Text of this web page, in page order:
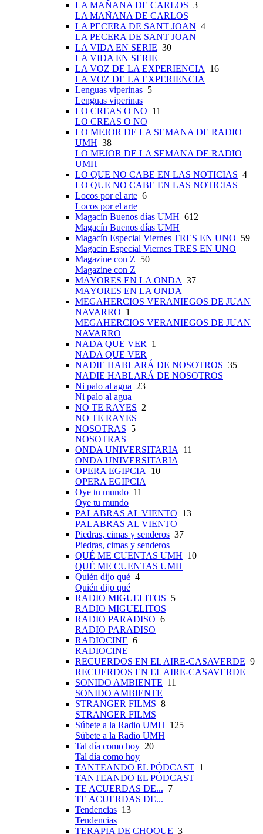
LA MAÑANA DE CARLOS 3
LA MAÑANA DE CARLOS
LA PECERA DE SANT JOAN 4
LA PECERA DE SANT JOAN
LA VIDA EN SERIE 30
LA VIDA EN SERIE
LA VOZ DE LA EXPERIENCIA
16
LA VOZ DE LA EXPERIENCIA
Lenguas viperinas 5
Lenguas viperinas
LO CREAS O NO 11
LO CREAS O NO
LO MEJOR DE LA SEMANA DE RADIO
UMH 38
LO MEJOR DE LA SEMANA DE RADIO
UMH
LO QUE NO CABE EN LAS NOTICIAS 4
LO QUE NO CABE EN LAS NOTICIAS
Locos por el arte 6
Locos por el arte
Magacín Buenos días UMH 612
Magacín Buenos días UMH
Magacín Especial Viernes TRES EN UNO 59
Magacín Especial Viernes TRES EN UNO
Magazine con Z 50
Magazine con Z
MAYORES EN LA ONDA 37
MAYORES EN LA ONDA
MEGAHERCIOS VERANIEGOS DE JUAN
NAVARRO 1
MEGAHERCIOS VERANIEGOS DE JUAN
NAVARRO
NADA QUE VER
1
NADA QUE VER
NADIE HABLARÁ DE NOSOTROS 35
NADIE HABLARÁ DE NOSOTROS
Ni palo al agua 23
Ni palo al agua
NO TE RAYES 2
NO TE RAYES
NOSOTRAS 5
NOSOTRAS
ONDA UNIVERSITARIA
11
ONDA UNIVERSITARIA
OPERA EGIPCIA
10
OPERA EGIPCIA
Oye tu mundo 11
Oye tu mundo
PALABRAS AL VIENTO 13
PALABRAS AL VIENTO
Piedras, cimas y senderos 37
Piedras, cimas y senderos
QUÉ ME CUENTAS UMH 10
QUÉ ME CUENTAS UMH
Quién dijo qué 4
Quién dijo qué
RADIO MIGUELITOS 5
RADIO MIGUELITOS
RADIO PARADISO 6
RADIO PARADISO
RADIOCINE 6
RADIOCINE
RECUERDOS EN EL AIRE-CASAVERDE 9
RECUERDOS EN EL AIRE-CASAVERDE
SONIDO AMBIENTE 11
SONIDO AMBIENTE
STRANGER FILMS 8
STRANGER FILMS
Súbete a la Radio UMH 125
Súbete a la Radio UMH
Tal día como hoy 20
Tal día como hoy
TANTEANDO EL PÓDCAST 1
TANTEANDO EL PÓDCAST
TE ACUERDAS DE... 7
TE ACUERDAS DE...
Tendencias 13
Tendencias
TERAPIA DE CHOQUE 3